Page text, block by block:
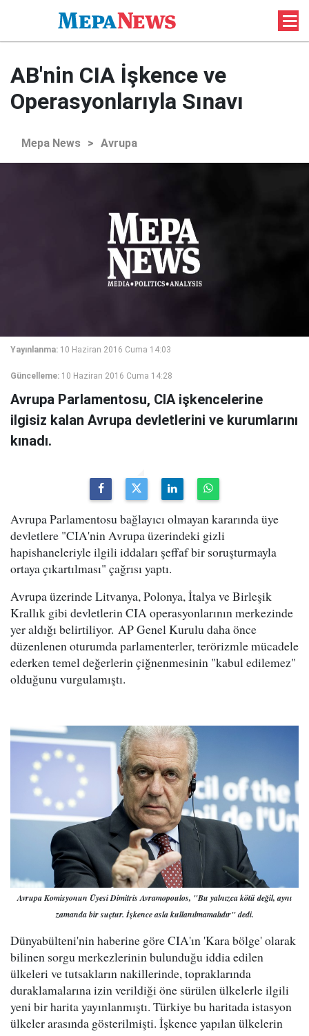
AB'nin CIA İşkence ve
Operasyonlarıyla Sınavı
Mepa News > Avrupa
Yayınlanma: 10 Haziran 2016 Cuma 14:03
Güncelleme: 10 Haziran 2016 Cuma 14:28
Avrupa Parlamentosu, CIA işkencelerine
ilgisiz kalan Avrupa devletlerini ve kurumlarını
kınadı.
Avrupa Parlamentosu bağlayıcı olmayan kararında üye
devletlere "CIA'nin Avrupa üzerindeki gizli
hapishaneleriyle ilgili iddaları şeffaf bir soruşturmayla
ortaya çıkartılması" çağrısı yaptı.
Avrupa üzerinde Litvanya, Polonya, İtalya ve Birleşik
Krallık gibi devletlerin CIA operasyonlarının merkezinde
yer aldığı belirtiliyor. AP Genel Kurulu daha önce
düzenlenen oturumda parlamenterler, terörizmle mücadele
ederken temel değerlerin çiğnenmesinin "kabul edilemez"
olduğunu vurgulamıştı.
Avrupa Komisyonun Üyesi Dimitris Avramopoulos, "Bu yalnızca kötü değil, aynı
zamanda bir suçtur. İşkence asla kullanılmamalıdır" dedi.
Dünyabülteni'nin haberine göre CIA'ın 'Kara bölge' olarak
bilinen sorgu merkezlerinin bulunduğu iddia edilen
ülkeleri ve tutsakların nakillerinde, topraklarında
duraklamalarına izin verildiği öne sürülen ülkelerle ilgili
yeni bir harita yayınlanmıştı. Türkiye bu haritada istasyon
ülkeler arasında gösterilmişti. İşkence yapılan ülkelerin